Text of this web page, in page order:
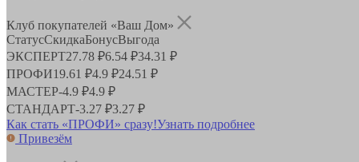
Клуб покупателей «Ваш Дом»
СтатусСкидкаБонусВыгода
ЭКСПЕРТ27.78 ₽6.54 ₽34.31 ₽
ПРОФИ19.61 ₽4.9 ₽24.51 ₽
МАСТЕР-4.9 ₽4.9 ₽
СТАНДАРТ-3.27 ₽3.27 ₽
Как стать «ПРОФИ» сразу!Узнать подробнее
Привезём